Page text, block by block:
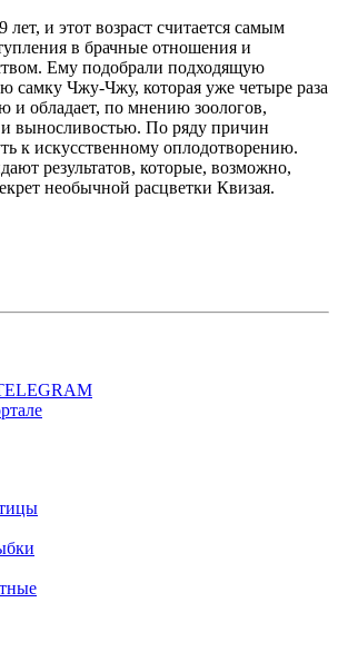
и этот возраст считается самым
в брачные отношения и
Ему подобрали подходящую
самку Чжу-Чжу, которая уже четыре раза
и обладает, по мнению зоологов,
выносливостью. По ряду причин
к искусственному оплодотворению.
результатов, которые, возможно,
необычной расцветки Квизая.